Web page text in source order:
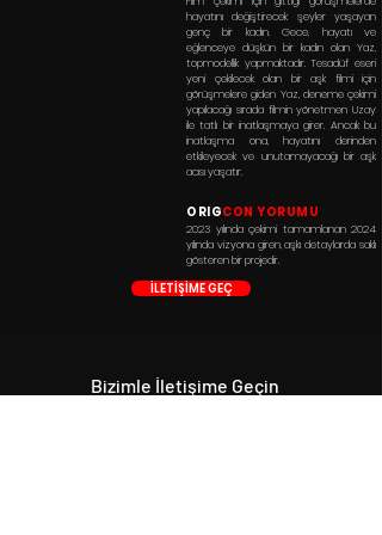
hayatını değiştirecek şeyler yaşayan
genç bir kadın. Gece, hayatı ve
eğlenceye düşkün bir kadın olan Yaz,
topmodellik yapmaktadır. Tesadüf eseri
yeni çekilecek olan bir aşk filmi için
görüşmelere giden Yaz, deneme çekimi
yapılacağı sırada filmin yönetmen Uzay
ile tatlı bir inatlaşmaya girer. Ancak bu
inatlaşma ona, hayatını derinden
etkileyecek ve unutamayacağı bir aşk
acısı yaşatır.
ORIGCON YORUMU
2023 yılında çekimi tamamlanan 2024
yılında vizyona giren, aşkı detaylarda saklı
gösteren bir projedir.
İLETİŞİME GEÇ
Bizimle İletişime Geçin